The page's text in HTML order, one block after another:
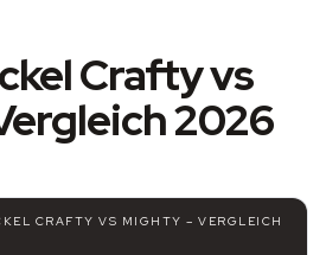
Crafty vs
2026
CRAFTY VS MIGHTY – VERGLEICH